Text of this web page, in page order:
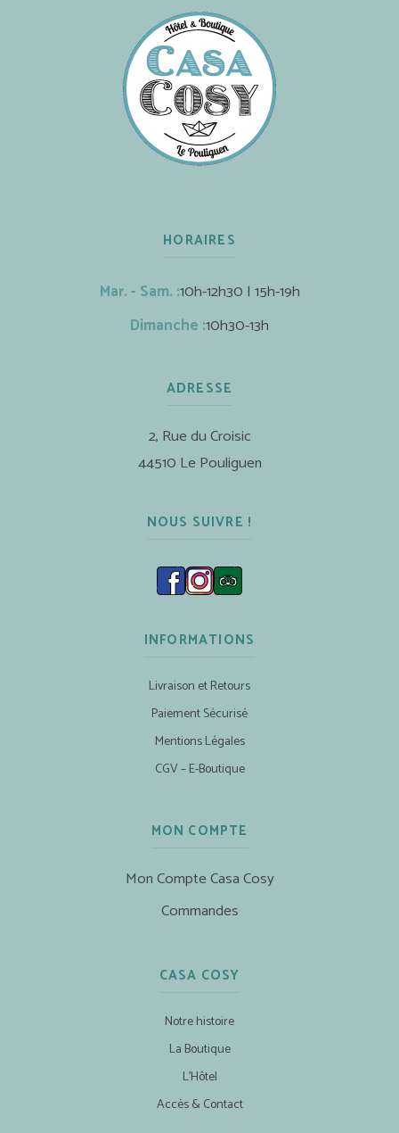
HORAIRES
Mar. - Sam. :10h-12h30 | 15h-19h
Dimanche :10h30-13h
ADRESSE
2, Rue du Croisic
44510 Le Pouliguen
NOUS SUIVRE !
INFORMATIONS
Livraison et Retours
Paiement Sécurisé
Mentions Légales
CGV – E-Boutique
MON COMPTE
Mon Compte Casa Cosy
Commandes
CASA COSY
Notre histoire
La Boutique
L’Hôtel
Accès & Contact